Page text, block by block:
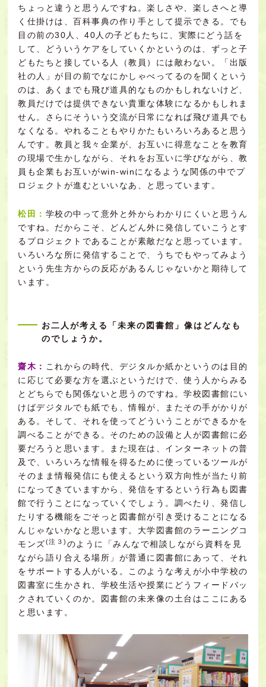
ちょっと違うと思うんですね。楽しさや、楽しさへと導
く仕掛けは、百科事典の作り手として提示できる。でも
目の前の30人、40人の子どもたちに、実際にどう話を
して、どういうケアをしていくかというのは、ずっと子
どもたちと接している人（教員）には敵わない。「出版
社の人」が目の前でなにかしゃべってるのを聞くという
のは、あくまでも飛び道具的なものかもしれないけど、
教員だけでは提供できない貴重な体験になるかもしれま
せん。さらにそういう交流が日常になれば飛び道具でも
なくなる。やれることもやりかたもいろいろあると思う
んです。教員と我々企業が、お互いに得意なことを教育
の現場で生かしながら、それをお互いに学びながら、教
員も企業もお互いがwin-winになるような関係の中でプ
ロジェクトが進むといいなあ、と思っています。
松田： 学校の中って意外と外からわかりにくいと思うん
ですね。だからこそ、どんどん外に発信していこうとす
るプロジェクトであることが素敵だなと思っています。
いろいろな所に発信することで、うちでもやってみよう
という先生方からの反応があるんじゃないかと期待して
います。
お二人が考える「未来の図書館」像はどんなも
のでしょうか。
齋木： これからの時代、デジタルか紙かというのは目的
に応じて必要な方を選ぶというだけで、使う人からみる
とどちらでも関係ないと思うのですね。学校図書館にい
けばデジタルでも紙でも、情報が、またその手がかりが
ある。そして、それを使ってどういうことができるかを
調べることができる。そのための設備と人が図書館に必
要だろうと思います。また現在は、インターネットの普
及で、いろいろな情報を得るために使っているツールが
そのまま情報発信にも使えるという双方向性が当たり前
になってきていますから、発信をするという行為も図書
館で行うことになっていくでしょう。調べたり、発信し
たりする機能をごそっと図書館が引き受けることになる
んじゃないかなと思います。大学図書館のラーニングコ
モンズ(注３) のように「みんなで相談しながら資料を見
ながら語り合える場所」が普通に図書館にあって、それ
をサポートする人がいる。このような考えが小中学校の
図書室に生かされ、学校生活や授業にどうフィードバッ
クされていくのか。図書館の未来像の土台はここにある
と思います。